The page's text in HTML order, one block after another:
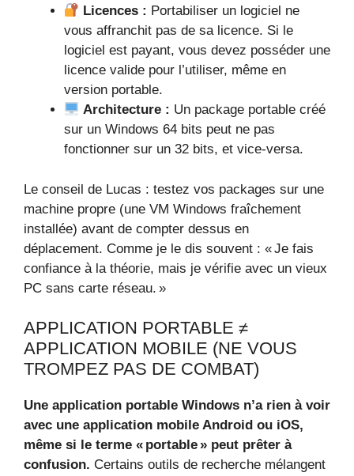
Licences : Portabiliser un logiciel ne
vous affranchit pas de sa licence. Si le
logiciel est payant, vous devez posséder une
licence valide pour l’utiliser, même en
version portable.
Architecture : Un package portable créé
sur un Windows 64 bits peut ne pas
fonctionner sur un 32 bits, et vice-versa.
Le conseil de Lucas : testez vos packages sur une
machine propre (une VM Windows fraîchement
installée) avant de compter dessus en
déplacement. Comme je le dis souvent : « Je fais
confiance à la théorie, mais je vérifie avec un vieux
PC sans carte réseau. »
APPLICATION PORTABLE ≠
APPLICATION MOBILE (NE VOUS
TROMPEZ PAS DE COMBAT)
Une application portable Windows n’a rien à voir
avec une application mobile Android ou iOS,
même si le terme « portable » peut prêter à
confusion. Certains outils de recherche mélangent